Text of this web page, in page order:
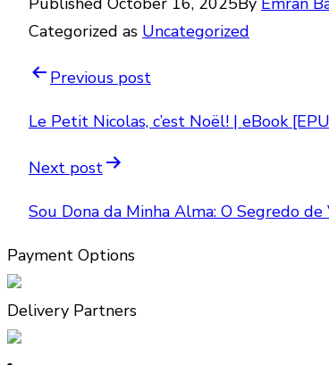
Categorized as Uncategorized
Previous post
Le Petit Nicolas, c’est Noël! | eBook
Next post
Sou Dona da Minha Alma: O Segredo
Payment Options
Delivery Partners